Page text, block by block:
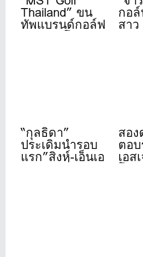
Thailand” ขน
ทัพแบรนด์กอล์ฟ
ดังระดับโลก
กอ
สา
ศึ
“กุลธิดา”
ประเดิมนำรอบ
แรก”สิงห์-เอ็นเอ
สดีเอฟ”ที่เดอะ
สอ
ตอ
เอส
โอเ